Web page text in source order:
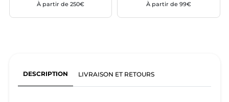
À partir de 250€
À partir de 99€
DESCRIPTION LIVRAISON ET RETOURS